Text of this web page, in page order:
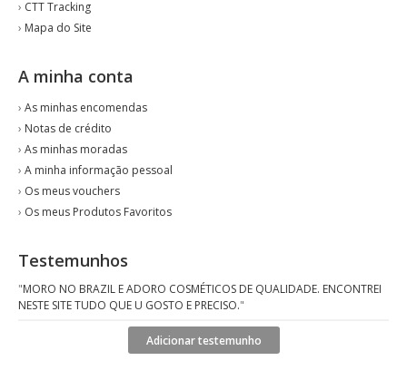
› CTT Tracking
› Mapa do Site
A minha conta
› As minhas encomendas
› Notas de crédito
› As minhas moradas
› A minha informação pessoal
› Os meus vouchers
› Os meus Produtos Favoritos
Testemunhos
"MORO NO BRAZIL E ADORO COSMÉTICOS DE QUALIDADE. ENCONTREI
NESTE SITE TUDO QUE U GOSTO E PRECISO."
Adicionar testemunho